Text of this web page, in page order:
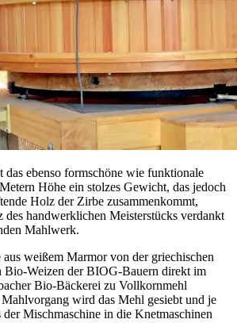
das ebenso formschöne wie funktionale
Höhe ein stolzes Gewicht, das jedoch
Holz der Zirbe zusammenkommt,
des handwerklichen Meisterstücks verdankt
Mahlwerk.
weißem Marmor von der griechischen
Bio-Weizen der BIOG-Bauern direkt im
Bio-Bäckerei zu Vollkornmehl
wird das Mehl gesiebt und je
Mischmaschine in die Knetmaschinen